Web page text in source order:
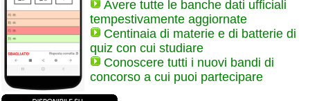
Avere tutte le banche dati ufficiali
tempestivamente aggiornate
Centinaia di materie e di batterie di
quiz con cui studiare
Conoscere tutti i nuovi bandi di
concorso a cui puoi partecipare